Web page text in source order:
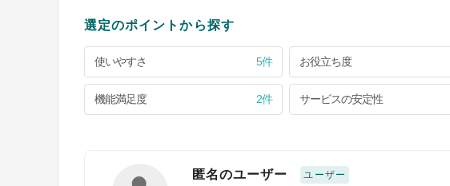
選定のポイントから探す
使いやすさ 5件 お役立ち度
機能満足度 2件 サービスの安定性
匿名のユーザー ユーザー